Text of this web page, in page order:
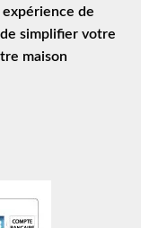
expérience de
simplifier votre
maison